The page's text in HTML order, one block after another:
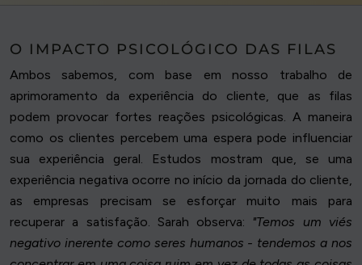
O IMPACTO PSICOLÓGICO DAS FILAS
Ambos sabemos, com base em nosso trabalho de
aprimoramento da experiência do cliente, que as filas
podem provocar fortes reações psicológicas. A maneira
como os clientes percebem uma espera pode influenciar
sua experiência geral. Estudos mostram que, se uma
experiência negativa ocorre no início da jornada do cliente,
as empresas precisam se esforçar muito mais para
recuperar a satisfação. Sarah observa: "Temos um viés
negativo inerente como seres humanos - tendemos a nos